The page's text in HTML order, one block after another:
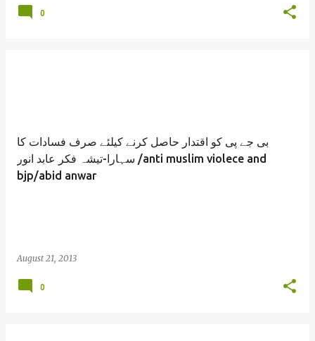
0
بی جے پی کو اقتدار حاصل کرنے کیلئے صرف فسادات کا
سہارا-تیشہ فکر عابد انور /anti muslim violece and
bjp/abid anwar
August 21, 2013
0